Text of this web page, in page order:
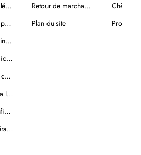
Cartouche recyclée PLUS
Cartouches compatibles
Cartouches originales
Description des icônes
Remplissage de cartouches
Information sur la livraison
Politique de confidentialité
Conditions générales de vente
Retour de marchandise
Plan du site